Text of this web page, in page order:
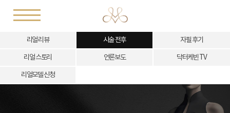
리얼 리뷰 시술 전후 자필 후기
리얼 스토리 언론보도 닥터케빈 TV
리얼모델 신청